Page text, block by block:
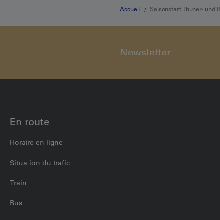
Accueil Saisonstart Thuner- und
Newsletter
En route
Horaire en ligne
Situation du trafic
Train
Bus